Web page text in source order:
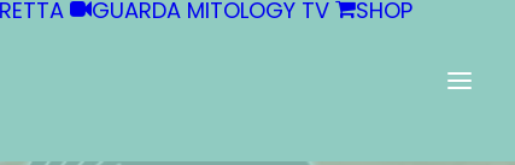
GUARDA MITOLOGY TV SHOP